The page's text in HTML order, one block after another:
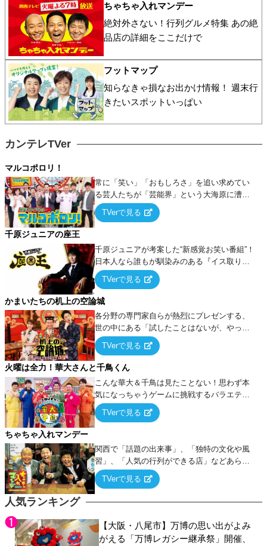
ちゃちゃ入れマンデー
絶対外さない！行列グルメ特集 あの絶
品店の詳細をここだけで
フットマップ
知らなきゃ損なお出かけ情報！ 週末行
きたいスポットいっぱい
人気ランキング
【大阪・八尾市】万博の思い出がよみ
がえる「万博レガシー継承祭」開催、
カンテレTVer
マルコポロリ！
常に「笑い」「おもしろさ」を追い求めてい
る芸人たちが「芸能界」という大海原に漕ぎ
出でて、新たなオモシロ人間を発掘する！
TVerで見る
千原ジュニアの座王
千原ジュニアが考案した“新感覚お笑い番組”！
日本人なら誰もが馴染みのある『イス取りゲ
ーム』をベースに、大喜利・ギャグ・モノボ
ケ・歌…など様々なお題で芸人がショートネ
タを競い合う！
TVerで見る
かまいたちの机上の空論城
各分野の専門家自らが熱烈にプレゼンする、
世の中にある「試したことはないが、やって
みたらこうなる！…ハズ」という“机上の空
論”に若手芸人らがカラダを張って挑む！
TVerで見る
火曜は全力！華大さんと千鳥くん
こんな華大＆千鳥は見たことない！思わず本
気になっちゃうゲームに挑戦するバラエティ
ー！
TVerで見る
ちゃちゃ入れマンデー
関西で「話題の出来事」、「独特の文化や風
習」、「人気の行列ができる店」などあらゆ
るテーマについて好き放題にちゃちゃを入れ
ていく関西色を前面に押し出したトークバラ
TVerで見る